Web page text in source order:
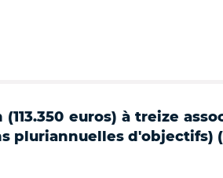
(113.350 euros) à treize
pluriannuelles d'objectifs)